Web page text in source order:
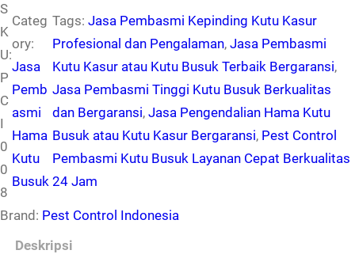
a
n
t
i
t
a
s
J
a
s
S
K
U:
P
C
I
0
0
8
Categ
ory:
Jasa
Pemb
asmi
Hama
Kutu
Busuk
Tags: Jasa Pembasmi Kepinding Kutu Kasur
Profesional dan Pengalaman, Jasa Pembasmi
Kutu Kasur atau Kutu Busuk Terbaik Bergaransi,
Jasa Pembasmi Tinggi Kutu Busuk Berkualitas
dan Bergaransi, Jasa Pengendalian Hama Kutu
Busuk atau Kutu Kasur Bergaransi, Pest Control
Pembasmi Kutu Busuk Layanan Cepat Berkualitas
24 Jam
Brand: Pest Control Indonesia
Deskripsi